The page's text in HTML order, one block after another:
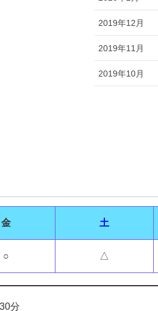
2019年12月
2019年11月
2019年10月
金 土
○ △
分